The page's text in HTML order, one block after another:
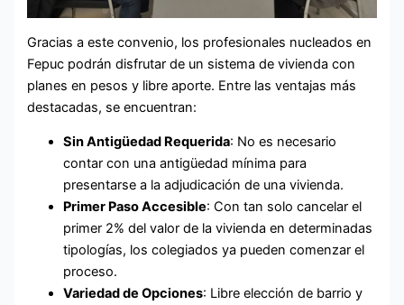
Gracias a este convenio, los profesionales nucleados en
Fepuc podrán disfrutar de un sistema de vivienda con
planes en pesos y libre aporte. Entre las ventajas más
destacadas, se encuentran:
Sin Antigüedad Requerida: No es necesario
contar con una antigüedad mínima para
presentarse a la adjudicación de una vivienda.
Primer Paso Accesible: Con tan solo cancelar el
primer 2% del valor de la vivienda en determinadas
tipologías, los colegiados ya pueden comenzar el
proceso.
Variedad de Opciones: Libre elección de barrio y